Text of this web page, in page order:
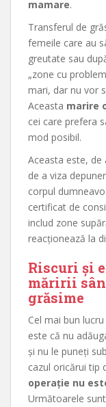
mamare.
Transferul de
femeile care au
greutate sau
„zone cu
mari, dar nu vor
Aceasta marire
cei care prefera
mod posibil.
Aceasta este,
de a viza
corpul
certificat de
includ zone
reacționează la
Riscuri și
măririi
grăsime
Cel mai bun
este că nu
și nu le puneți
cazul oricărui tip
operație nu
Următoarele